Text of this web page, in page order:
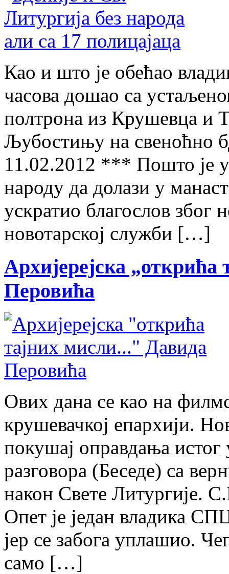
Као и што је обећао
часова дошао са
полтрона из Крушевца и
Љубостињу на свеноћно
11.02.2012 *** Пошто је у
народу да долази у
ускратио благослов
новотарској служби […]
Архијерејска
Перовића
Ових дана се као на
крушевачкој епархији.
покушај оправдања истог
разговора (Беседе) са
након Свете Литургије.
Опет је један владика
јер се забога уплашио.
само […]